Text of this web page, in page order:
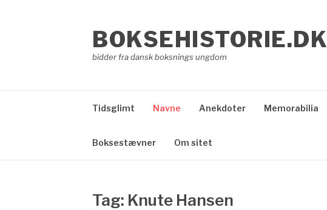
BOKSEHISTORIE.DK
bidder fra dansk boksnings ungdom
Tidsglimt Navne Anekdoter Memorabilia
Boksestævner Om sitet
Tag: Knute Hansen